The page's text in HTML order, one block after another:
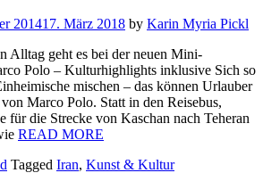
201417. März 2018 by Karin Myria Pickl
Alltag geht es bei der neuen Mini-
Polo – Kulturhighlights inklusive Sich so
mischen – das können Urlauber
Marco Polo. Statt in den Reisebus,
für die Strecke von Kaschan nach Teheran
READ MORE
Tagged Iran, Kunst & Kultur